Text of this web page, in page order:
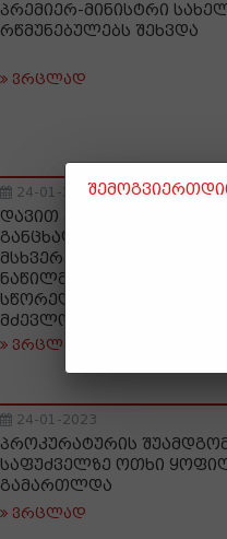
პრემიერ-მინისტრი
რწმუნებულებს შეხვდა
ვრცლად
24-01-2023
დავით ქართველიშვილი
განცხადებაზე:
მსხვერპლი არ
ნაწილმა,
სწორედ რომ თქვენი
მძევლობას დააღწია
ვრცლად
24-01-2023
პროკურატურის
საფუძველზე ოთხი
გამართლდა
ვრცლად